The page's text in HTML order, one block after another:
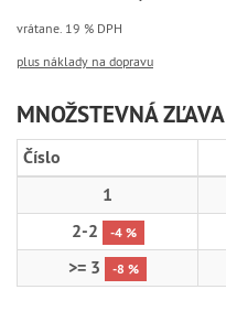
vrátane. 19 % DPH
plus náklady na dopravu
MNOŽSTEVNÁ ZĽAVA
Číslo
1
2-2 -4 %
>= 3 -8 %